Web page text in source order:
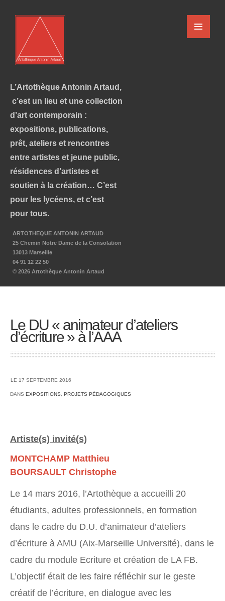
L’Artothèque Antonin Artaud,
c’est un lieu et une collection
d’art contemporain :
expositions, publications,
prêt, ateliers et rencontres
entre artistes et jeune public,
résidences d’artistes et
soutien à la création… C’est
pour les lycéens, et c’est
pour tous.
ARTOTHEQUE ANTONIN ARTAUD
25 Chemin Notre Dame de la Consolation
13013 Marseille
04 91 12 22 50
© 2026 Artothèque Antonin Artaud
Le DU « animateur d’ateliers
d’écriture » à l’AAA
LE 17 SEPTEMBRE 2016
DANS EXPOSITIONS PROJETS PÉDAGOGIQUES
Artiste(s) invité(s)
MONTCHAMP Matthieu
BOURSAULT Christophe
Le 14 mars 2016, l’Artothèque a accueilli 20
étudiants, adultes professionnels, en formation
dans le cadre du D.U. d’animateur d’ateliers
d’écriture à AMU (Aix-Marseille Université), dans le
cadre du module Ecriture et création de LA FB.
L’objectif était de les faire réfléchir sur le geste
créatif de l’écriture, en dialogue avec les